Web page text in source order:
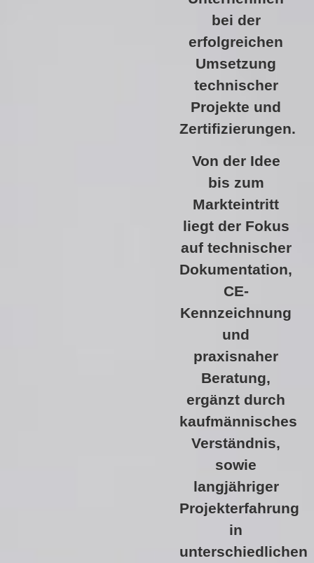
bei der
erfolgreichen
Umsetzung
technischer
Projekte und
Zertifizierungen.
Von der Idee
bis zum
Markteintritt
liegt der Fokus
auf technischer
Dokumentation,
CE-
Kennzeichnung
und
praxisnaher
Beratung,
ergänzt durch
kaufmännisches
Verständnis,
sowie
langjähriger
Projekterfahrung
in
unterschiedlichen